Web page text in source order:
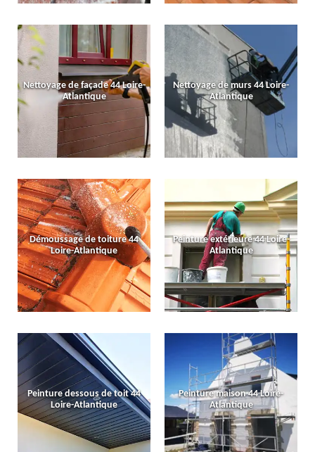
Nettoyage de façade 44 Loire-
Atlantique
Nettoyage de murs 44 Loire-
Atlantique
Démoussage de toiture 44
Loire-Atlantique
Peinture extérieure 44 Loire-
Atlantique
Peinture dessous de toit 44
Loire-Atlantique
Peinture maison 44 Loire-
Atlantique